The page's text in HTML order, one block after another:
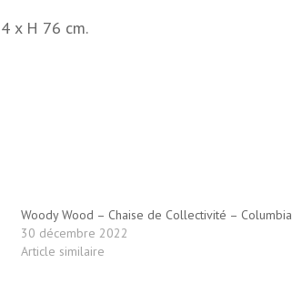
x H 76 cm.
Woody Wood – Chaise de Collectivité – Columbia
30 décembre 2022
Article similaire